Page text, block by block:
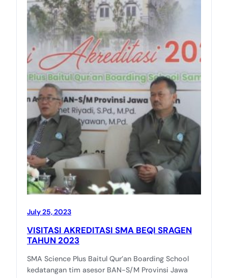
July 25, 2023
VISITASI AKREDITASI SMA BEQI SRAGEN
TAHUN 2023
SMA Science Plus Baitul Qur’an Boarding School
kedatangan tim asesor BAN-S/M Provinsi Jawa